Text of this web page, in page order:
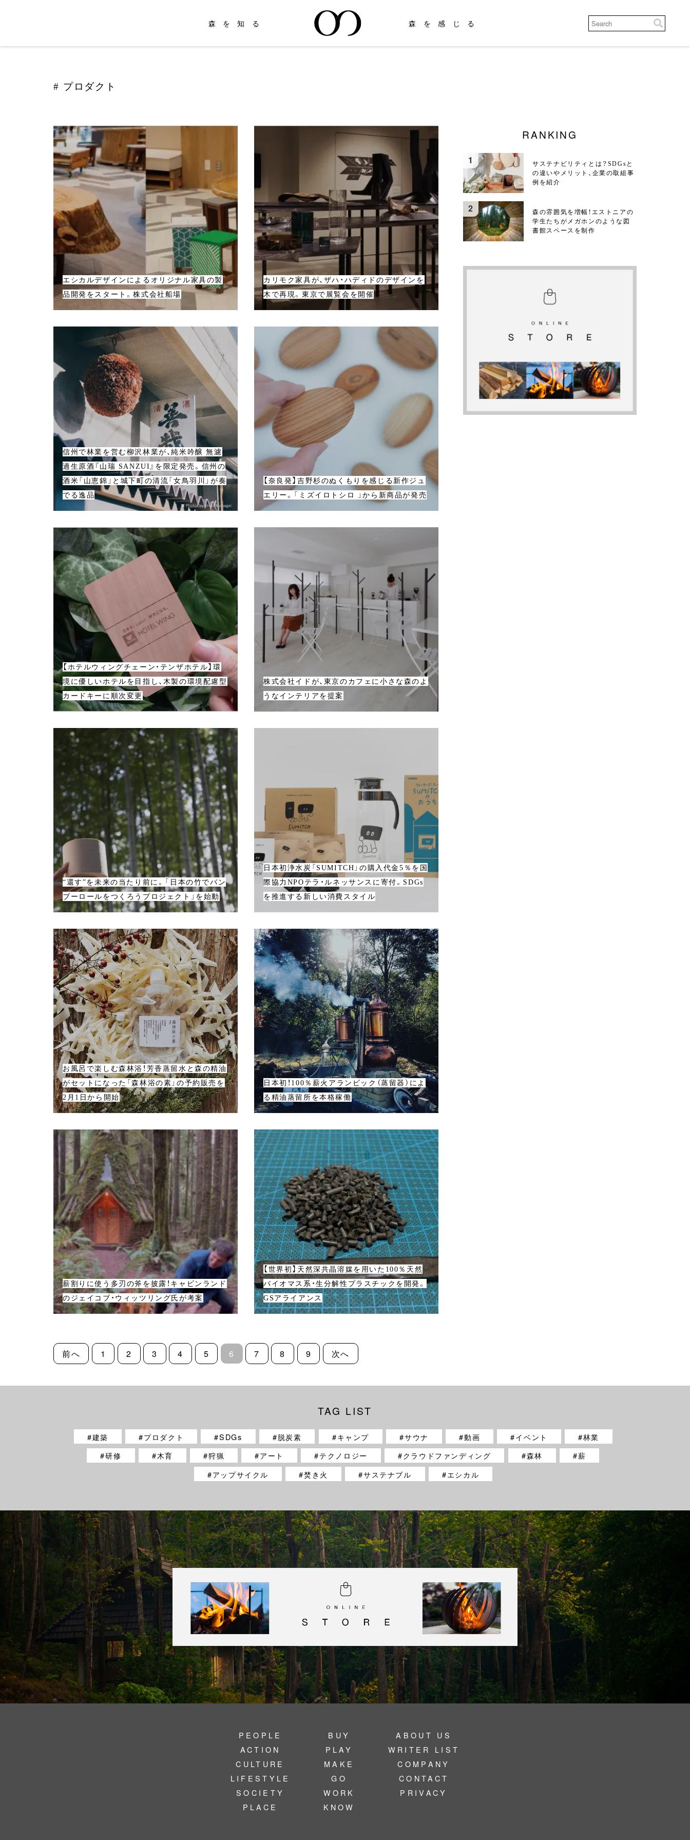
森を知る 森を感じる
プロダクト
エシカルデザインによるオリジナル家具の製
品開発をスタート。株式会社船場
カリモク家具が、ザハ・ハディドのデザインを
木で再現。東京で展覧会を開催
信州で林業を営む柳沢林業が、純米吟醸 無濾
過生原酒『山瑞 SANZUI』を限定発売。信州の
酒米「山恵錦」と城下町の清流「女鳥羽川」が奏
でる逸品
【奈良発】吉野杉のぬくもりを感じる新作ジュ
エリー。「ミズイロトシロ 」から新商品が発売
【ホテルウィングチェーン・テンザホテル】環
境に優しいホテルを目指し、木製の環境配慮型
カードキーに順次変更
株式会社イドが、東京のカフェに小さな森のよ
うなインテリアを提案
“還す”を未来の当たり前に。「日本の竹でバン
ブーロールをつくろうプロジェクト」を始動
日本初浄水炭「SUMITCH」の購入代金5％を国
際協力NPOテラ・ルネッサンスに寄付。SDGs
を推進する新しい消費スタイル
お風呂で楽しむ森林浴！芳香蒸留水と森の精油
がセットになった「森林浴の素」の予約販売を
2月1日から開始
日本初！100％薪火アランビック（蒸留器）によ
る精油蒸留所を本格稼働
薪割りに使う多刃の斧を披露！キャビンランド
のジェイコブ・ウィッツリング氏が考案
【世界初】天然深共晶溶媒を用いた100％天然
バイオマス系・生分解性プラスチックを開発。
GSアライアンス
前へ 1 2 3 4 5 6 7 8 9 次へ
RANKING
サステナビリティとは？SDGsと
の違いやメリット、企業の取組事
例を紹介
森の雰囲気を増幅！エストニアの
学生たちがメガホンのような図
書館スペースを制作
TAG LIST
建築 プロダクト SDGs 脱炭素 キャンプ サウナ 動画 イベント
林業
研修
木育 狩猟 アート テクノロジー クラウドファンディング 森林
薪
アップサイクル
焚き火 サステナブル エシカル
PEOPLE
ACTION
CULTURE
LIFESTYLE
SOCIETY
PLACE
BUY
PLAY
MAKE
GO
WORK
KNOW
ABOUT US
WRITER LIST
COMPANY
CONTACT
PRIVACY